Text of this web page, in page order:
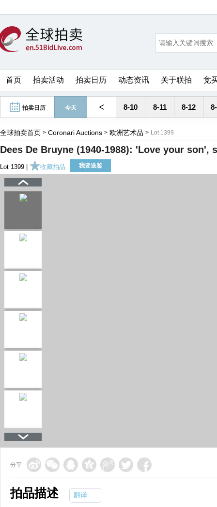
首页 拍卖活动 拍卖日历 动态资讯 关于联拍 竞
拍卖日历 今天 < 8-10 8-11 8-12
全球拍卖首页 > Coronari Auctions > 欧洲艺术品 > Lot 1399
Dees De Bruyne (1940-1988): 'Love your
Lot 1399 | 收藏拍品 我要送鉴
分享
拍品描述 翻译